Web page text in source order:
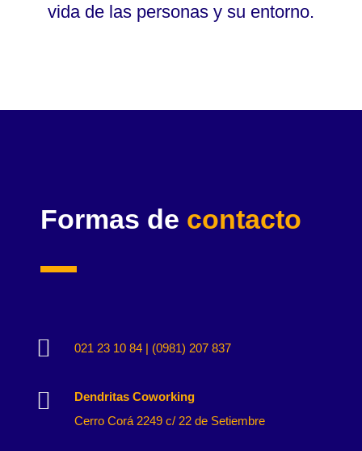
vida de las personas y su entorno.
Formas de contacto
 021 23 10 84 | (0981) 207 837

Dendritas Coworking
Cerro Corá 2249 c/ 22 de Setiembre